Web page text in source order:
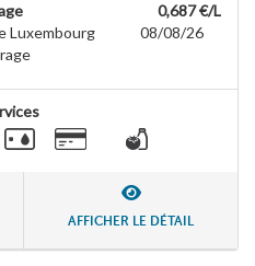
Luxembourg
0,687 €/L
08/08/26
AFFICHER LE DÉTAIL